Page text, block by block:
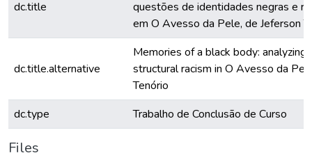
dc.title
questões de identidades negras e
em O Avesso da Pele, de Jeferson
dc.title.alternative
Memories of a black body:
structural racism in O Avesso da
Tenório
dc.type
Trabalho de Conclusão de Curso
Files